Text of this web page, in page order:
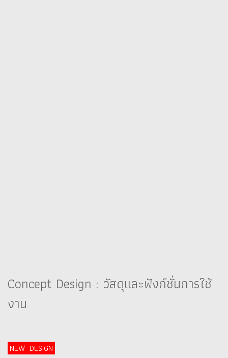
Concept Design : วัสดุและฟังก์ชั่นการใช้
งาน
NEW DESIGN